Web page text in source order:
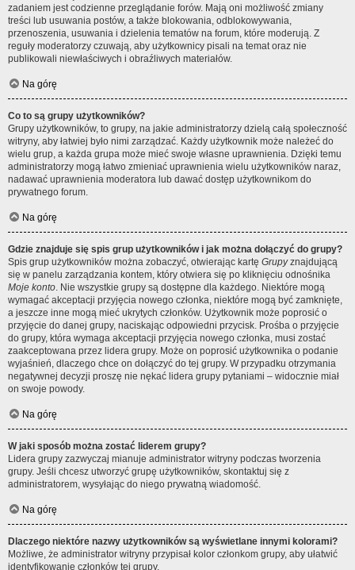
zadaniem jest codzienne przeglądanie forów. Mają oni możliwość zmiany
treści lub usuwania postów, a także blokowania, odblokowywania,
przenoszenia, usuwania i dzielenia tematów na forum, które moderują. Z
reguły moderatorzy czuwają, aby użytkownicy pisali na temat oraz nie
publikowali niewłaściwych i obraźliwych materiałów.
Na górę
Co to są grupy użytkowników?
Grupy użytkowników, to grupy, na jakie administratorzy dzielą całą społeczność
witryny, aby łatwiej było nimi zarządzać. Każdy użytkownik może należeć do
wielu grup, a każda grupa może mieć swoje własne uprawnienia. Dzięki temu
administratorzy mogą łatwo zmieniać uprawnienia wielu użytkowników naraz,
nadawać uprawnienia moderatora lub dawać dostęp użytkownikom do
prywatnego forum.
Na górę
Gdzie znajduje się spis grup użytkowników i jak można dołączyć do grupy?
Spis grup użytkowników można zobaczyć, otwierając kartę Grupyznajdującą
się w panelu zarządzania kontem, który otwiera się po kliknięciu odnośnika
Moje konto. Nie wszystkie grupy są dostępne dla każdego. Niektóre mogą
wymagać akceptacji przyjęcia nowego członka, niektóre mogą być zamknięte,
a jeszcze inne mogą mieć ukrytych członków. Użytkownik może poprosić o
przyjęcie do danej grupy, naciskając odpowiedni przycisk. Prośba o przyjęcie
do grupy, która wymaga akceptacji przyjęcia nowego członka, musi zostać
zaakceptowana przez lidera grupy. Może on poprosić użytkownika o podanie
wyjaśnień, dlaczego chce on dołączyć do tej grupy. W przypadku otrzymania
negatywnej decyzji proszę nie nękać lidera grupy pytaniami – widocznie miał
on swoje powody.
Na górę
W jaki sposób można zostać liderem grupy?
Lidera grupy zazwyczaj mianuje administrator witryny podczas tworzenia
grupy. Jeśli chcesz utworzyć grupę użytkowników, skontaktuj się z
administratorem, wysyłając do niego prywatną wiadomość.
Na górę
Dlaczego niektóre nazwy użytkowników są wyświetlane innymi kolorami?
Możliwe, że administrator witryny przypisał kolor członkom grupy, aby ułatwić
identyfikowanie członków tej grupy.